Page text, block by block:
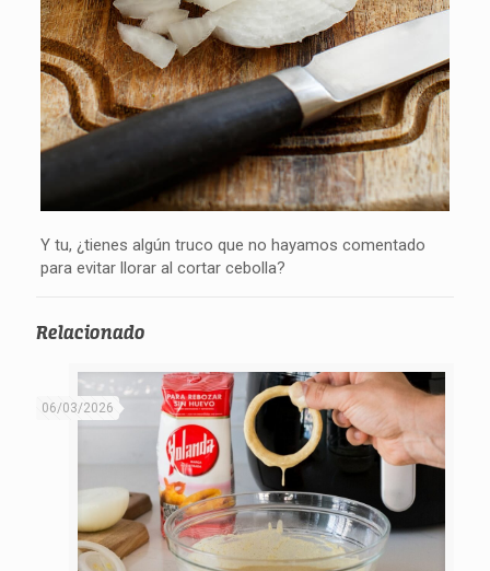
Y tu, ¿tienes algún truco que no hayamos comentado
para evitar llorar al cortar cebolla?
Relacionado
06/03/2026